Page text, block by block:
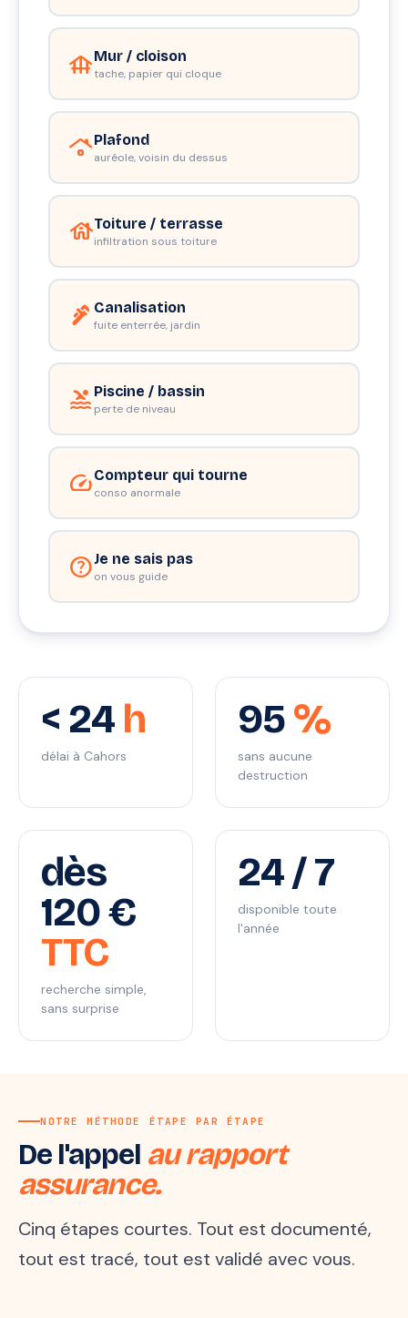
foundationMur / cloison
tache, papier qui cloque
roofingPlafond
auréole, voisin du dessus
houseToiture / terrasse
infiltration sous toiture
plumbing Canalisation
fuite enterrée, jardin
pool Piscine / bassin
perte de niveau
speedCompteur qui tourne
conso anormale
helpJe ne sais pas
on vous guide
< 24 h
délai à Cahors
95%
sans aucune
destruction
dès
120 €
TTC
recherche simple,
sans surprise
24 / 7
disponible toute
l'année
NOTRE MÉTHODE ÉTAPE PAR ÉTAPE
De l'appel au rapport
assurance.
Cinq étapes courtes. Tout est documenté,
tout est tracé, tout est validé avec vous.